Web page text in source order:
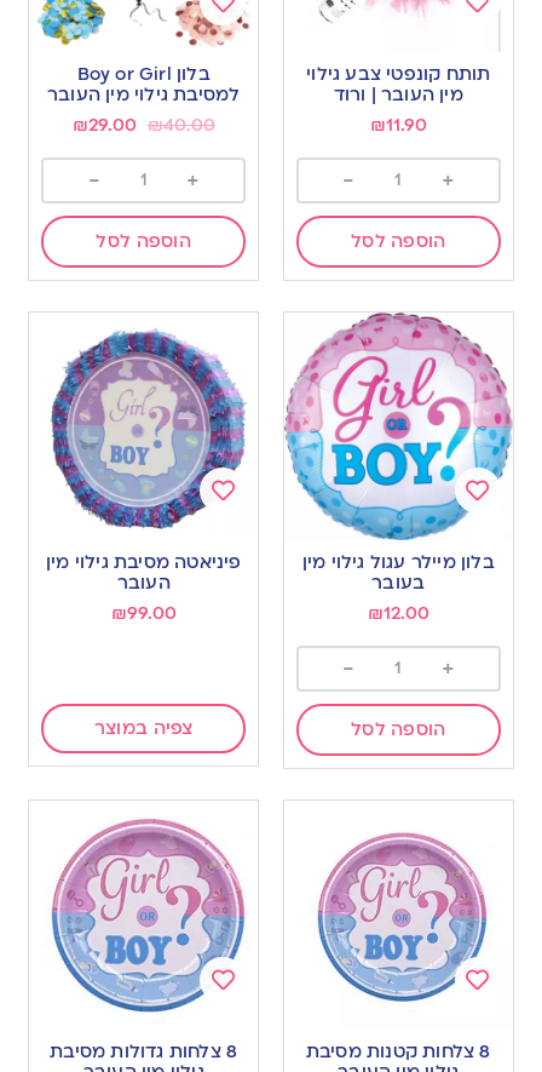
to
wishlist
תותח קונפטי צבע גילוי
מין העובר | ורוד
₪11.90
+
-
הוספה לסל
Add
wishlist
בלון Boy or Girl
למסיבת גילוי מין העובר
₪40.00
₪29.00
+
-
הוספה לסל
Add
to
wishlist
בלון מיילר עגול גילוי מין
בעובר
₪12.00
+
-
הוספה לסל
to
פיניאטה מסיבת גילוי מין
העובר
₪99.00
צפיה במוצר
to
wishlist
8 צלחות קטנות מסיבת
to
wishlist
8 צלחות גדולות מסיבת